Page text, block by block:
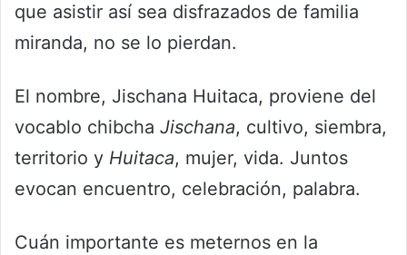
que asistir así sea disfrazados de familia
miranda, no se lo pierdan.
El nombre, Jischana Huitaca, proviene del
vocablo chibcha Jischana, cultivo, siembra,
territorio y Huitaca, mujer, vida. Juntos
evocan encuentro, celebración, palabra.
Cuán importante es meternos en la